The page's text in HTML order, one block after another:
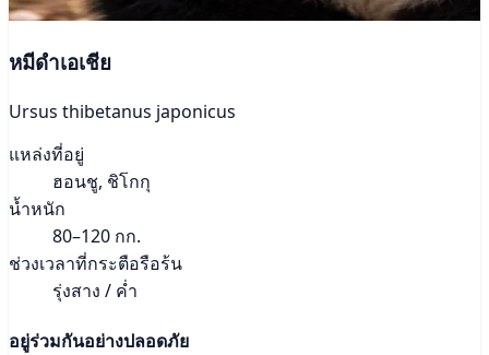
หมีดำเอเชีย
Ursus thibetanus japonicus
แหล่งที่อยู่
ฮอนชู, ชิโกกุ
น้ำหนัก
80–120 กก.
ช่วงเวลาที่กระตือรือร้น
รุ่งสาง / ค่ำ
อยู่ร่วมกันอย่างปลอดภัย